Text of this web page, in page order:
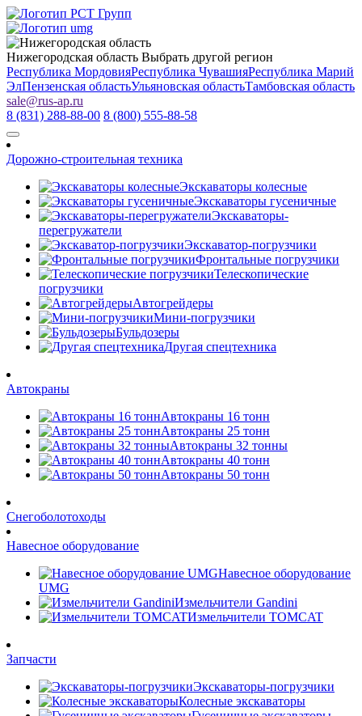
Нижегородская область Выбрать другой регион
Республика МордовияРеспублика ЧувашияРеспублика Марий
ЭлПензенская областьУльяновская областьТамбовская область
sale@rus-ap.ru
8 (831) 288-88-00 8 (800) 555-88-58
Дорожно-строительная техника
Экскаваторы колесные
Экскаваторы гусеничные
Экскаваторы-
перегружатели
Экскаватор-погрузчики
Фронтальные погрузчики
Телескопические
погрузчики
Автогрейдеры
Мини-погрузчики
Бульдозеры
Другая спецтехника
Автокраны
Автокраны 16 тонн
Автокраны 25 тонн
Автокраны 32 тонны
Автокраны 40 тонн
Автокраны 50 тонн
Снегоболотоходы
Навесное оборудование
Навесное оборудование
UMG
Измельчители Gandini
Измельчители TOMCAT
Запчасти
Экскаваторы-погрузчики
Колесные экскаваторы